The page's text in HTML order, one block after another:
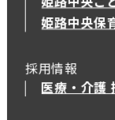
姫路中央保
採用情報
医療・介護